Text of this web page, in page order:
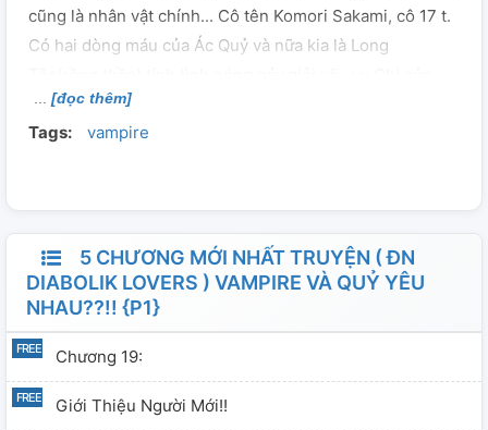
cũng là nhân vật chính... Cô tên Komori Sakami, cô 17 t.
Có hai dòng máu của Ác Quỷ và nữa kia là Long
Sakami tên là Komori Yui, cô 18 t. Có hai dòng máu của
Long Tộc và nữa kia là Thiên Thần. Tính cách hiền
[đọc thêm]
Tags: vampire
5 CHƯƠNG MỚI NHẤT TRUYỆN ( ĐN
DIABOLIK LOVERS ) VAMPIRE VÀ QUỶ YÊU
NHAU??!! {P1}
Chương 19:
Giới Thiệu Người Mới!!